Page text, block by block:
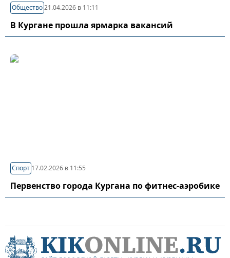
Общество21.04.2026 в 11:11
В Кургане прошла ярмарка вакансий
Спорт 17.02.2026 в 11:55
Первенство города Кургана по фитнес-аэробике